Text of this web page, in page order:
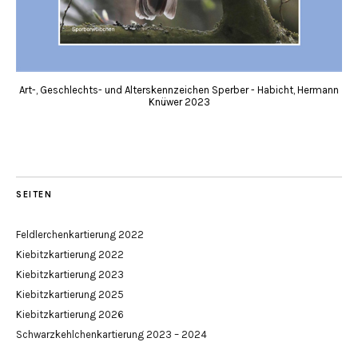
Art-, Geschlechts- und Alterskennzeichen Sperber - Habicht, Hermann
Knüwer 2023
SEITEN
Feldlerchenkartierung 2022
Kiebitzkartierung 2022
Kiebitzkartierung 2023
Kiebitzkartierung 2025
Kiebitzkartierung 2026
Schwarzkehlchenkartierung 2023 – 2024